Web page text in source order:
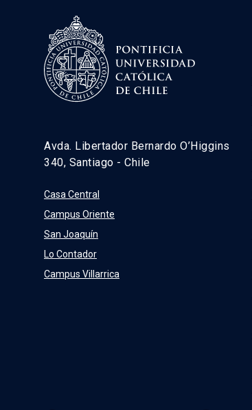
Avda. Libertador Bernardo O’Higgins
340, Santiago - Chile
Casa Central
Campus Oriente
San Joaquín
Lo Contador
Campus Villarrica